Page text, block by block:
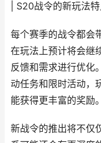
| S20战令的新玩法
每个赛季的战令都会
在玩法上预计将会继
反馈和需求进行优化
动任务和限时活动，
能获得更丰富的奖励。
新战令的推出将不仅